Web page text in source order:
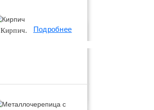
Коммуникация
Кирпич. Подробнее